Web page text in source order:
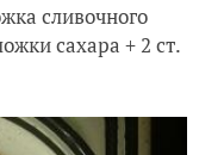
сливочного
сахара + 2 ст.